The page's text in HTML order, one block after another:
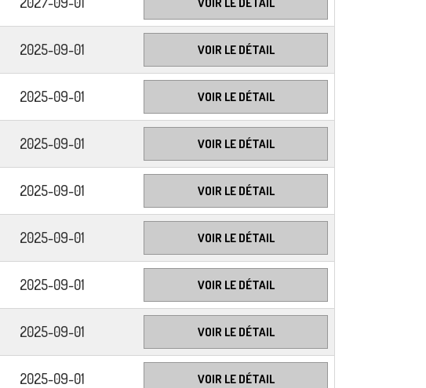
2025-09-01 VOIR LE DÉTAIL
2025-09-01 VOIR LE DÉTAIL
2025-09-01 VOIR LE DÉTAIL
2025-09-01 VOIR LE DÉTAIL
2025-09-01 VOIR LE DÉTAIL
2025-09-01 VOIR LE DÉTAIL
2025-09-01 VOIR LE DÉTAIL
2025-09-01 VOIR LE DÉTAIL